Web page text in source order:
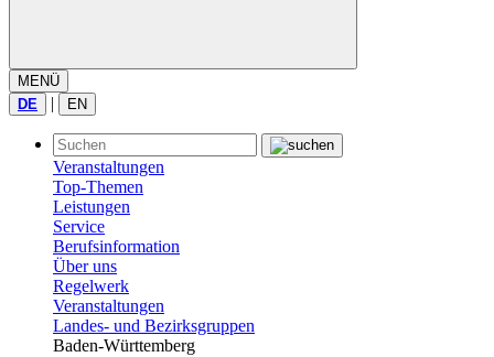
MENÜ
DE
| EN
Veranstaltungen
Top-Themen
Leistungen
Service
Berufsinformation
Über uns
Regelwerk
Veranstaltungen
Landes- und Bezirksgruppen
Baden-Württemberg